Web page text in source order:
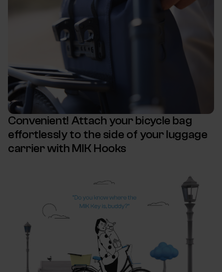
Convenient! Attach your bicycle bag
effortlessly to the side of your luggage
carrier with MIK Hooks